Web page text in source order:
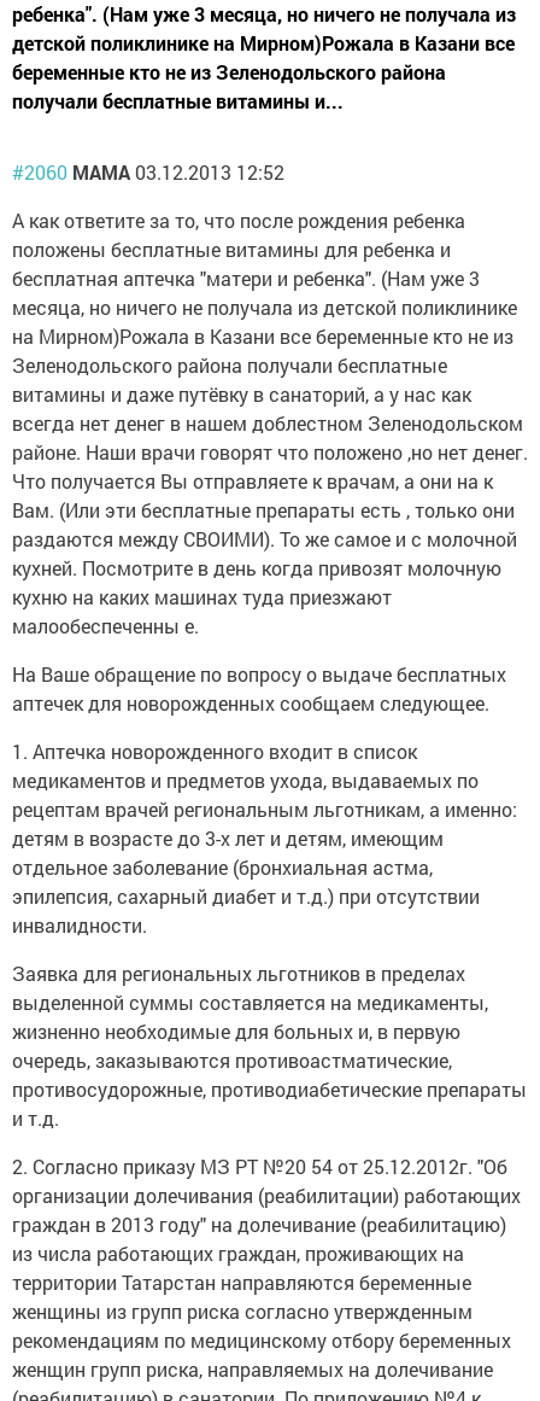
ребенка". (Нам уже 3 месяца, но ничего не получала из
детской поликлинике на Мирном)Рожала в Казани все
беременные кто не из Зеленодольского района
получали бесплатные витамины и...
#2060 МАМА 03.12.2013 12:52
А как ответите за то, что после рождения ребенка
положены бесплатные витамины для ребенка и
бесплатная аптечка "матери и ребенка". (Нам уже 3
месяца, но ничего не получала из детской поликлинике
на Мирном)Рожала в Казани все беременные кто не из
Зеленодольского района получали бесплатные
витамины и даже путёвку в санаторий, а у нас как
всегда нет денег в нашем доблестном Зеленодольском
районе. Наши врачи говорят что положено ,но нет денег.
Что получается Вы отправляете к врачам, а они на к
Вам. (Или эти бесплатные препараты есть , только они
раздаются между СВОИМИ). То же самое и с молочной
кухней. Посмотрите в день когда привозят молочную
кухню на каких машинах туда приезжают
малообеспеченны е.
На Ваше обращение по вопросу о выдаче бесплатных
аптечек для новорожденных сообщаем следующее.
1. Аптечка новорожденного входит в список
медикаментов и предметов ухода, выдаваемых по
рецептам врачей региональным льготникам, а именно:
детям в возрасте до 3-х лет и детям, имеющим
отдельное заболевание (бронхиальная астма,
эпилепсия, сахарный диабет и т.д.) при отсутствии
инвалидности.
Заявка для региональных льготников в пределах
выделенной суммы составляется на медикаменты,
жизненно необходимые для больных и, в первую
очередь, заказываются противоастматические,
противосудорожные, противодиабетические препараты
и т.д.
2. Согласно приказу МЗ РТ №20 54 от 25.12.2012г. "Об
организации долечивания (реабилитации) работающих
граждан в 2013 году" на долечивание (реабилитацию)
из числа работающих граждан, проживающих на
территории Татарстан направляются беременные
женщины из групп риска согласно утвержденным
рекомендациям по медицинскому отбору беременных
женщин групп риска, направляемых на долечивание